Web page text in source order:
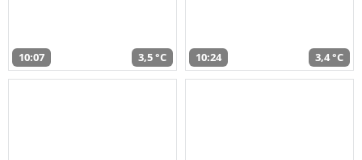
10:07 3,5 °C 10:24 3,4 °C